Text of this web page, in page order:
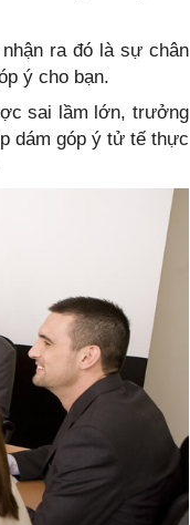
ra đó là sự chân
ý cho bạn.
sai lầm lớn, trưởng
dám góp ý tử tế thực